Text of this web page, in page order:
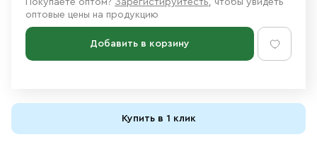
Покупаете оптом? Зарегистируйтесть, чтобы увидеть
оптовые цены на продукцию
Добавить в корзину
Купить в 1 клик